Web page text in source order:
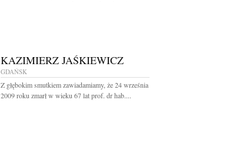
KAZIMIERZ JAŚKIEWICZ
GDAŃSK
Z głębokim smutkiem zawiadamiamy, że 24 września
2009 roku zmarł w wieku 67 lat prof. dr hab....